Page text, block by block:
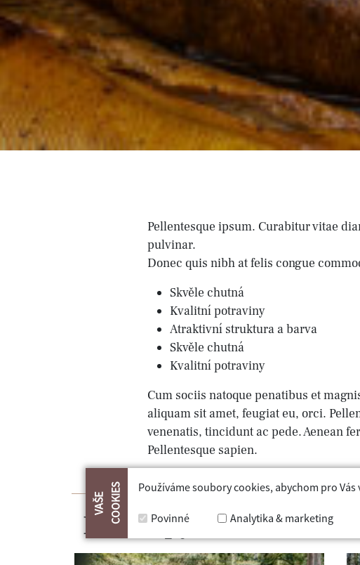
VAŠE COOKIES Používáme soubory cookies, abychom pro
Povinné Analytika & marketing
Pellentesque ipsum. Curabitur vitae
pulvinar.
Donec quis nibh at felis congue
Skvěle chutná
Kvalitní potraviny
Atraktivní struktura a barva
Skvěle chutná
Kvalitní potraviny
Cum sociis natoque penatibus et
aliquam sit amet, feugiat eu, orci.
venenatis, tincidunt ac pede. Aenean
Pellentesque sapien.
Další tipy